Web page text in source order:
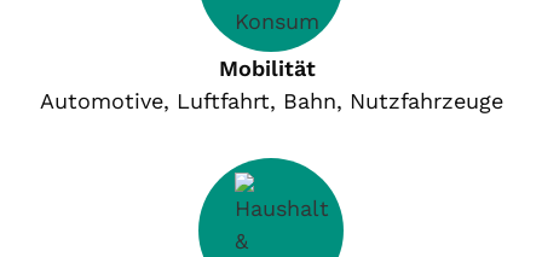
Mobilität
Automotive, Luftfahrt, Bahn, Nutzfahrzeuge